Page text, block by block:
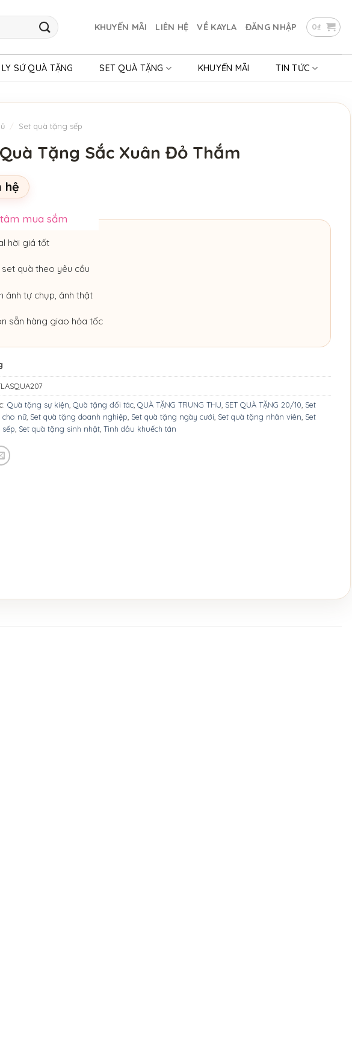
KHUYẾN MÃI LIÊN HỆ VỀ KAYLA ĐĂNG NHẬP 0₫
LY SỨ QUÀ TẶNG SET QUÀ TẶNG KHUYẾN MÃI TIN TỨC
/ Set quà tặng sếp
Tặng Sắc Xuân Đỏ Thắm
hệ
mua sắm
hời giá tốt
set quà theo yêu cầu
ảnh tự chụp, ảnh thật
sẵn hàng giao hỏa tốc
Quà tặng sự kiện, Quà tặng đối tác, QUÀ TẶNG TRUNG THU, SET QUÀ TẶNG 20/10, Set
nữ, Set quà tặng doanh nghiệp, Set quà tặng ngày cưới, Set quà tặng nhân viên, Set
, Set quà tặng sinh nhật, Tinh dầu khuếch tán